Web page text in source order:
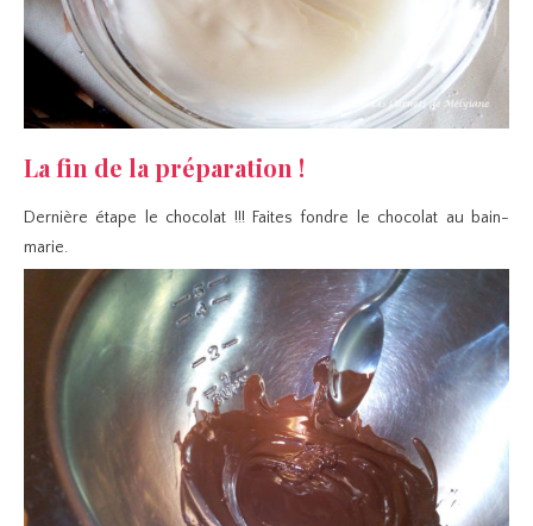
La fin de la préparation !
Dernière étape le chocolat !!! Faites fondre le chocolat au bain-
marie.